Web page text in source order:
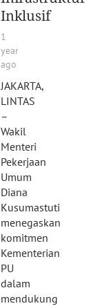
Inklusif
1
year
ago
JAKARTA,
LINTAS
–
Wakil
Menteri
Pekerjaan
Umum
Diana
Kusumastuti
menegaskan
komitmen
Kementerian
PU
dalam
mendukung